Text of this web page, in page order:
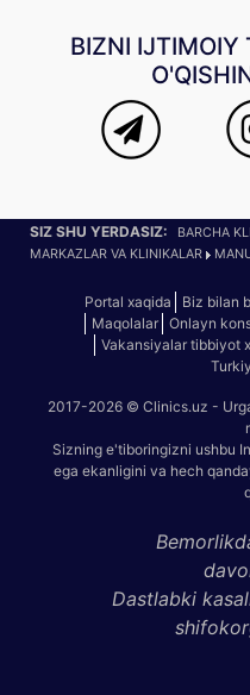
BIZNI IJTIMOIY
SIZ SHU YERDASIZ: BARCHA
MARKAZLAR VA KLINIKALAR
Portal xaqida Biz bilan
Maqolalar
Onlayn
Vakansiyalar tibbiyot
2017-2026 © Clinics.uz -
Sizning e'tiboringizni ushbu
ega ekanligini va hech
Dastlabki